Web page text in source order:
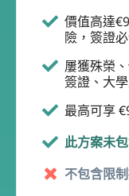
價值高達
險，簽證
屢獲殊榮
簽證、大
最高可享
此方案未
不包含限